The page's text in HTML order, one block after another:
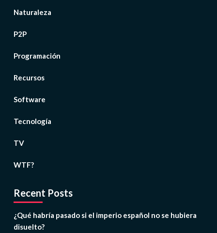
Naturaleza
P2P
Programación
Recursos
Software
Tecnología
TV
WTF?
Recent Posts
¿Qué habría pasado si el imperio español no se hubiera
disuelto?